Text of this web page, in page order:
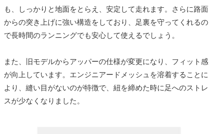
も、しっかりと地面をとらえ、安定して走れます。さらに路面
からの突き上げに強い構造をしており、足裏を守ってくれるの
で長時間のランニングでも安心して使えるでしょう。
また、旧モデルからアッパーの仕様が変更になり、フィット感
が向上しています。エンジニアードメッシュを溶着することに
より、縫い目がないのが特徴で、紐を締めた時に足へのストレ
スが少なくなりました。